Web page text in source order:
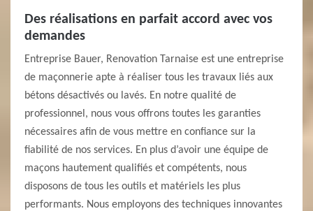
Des réalisations en parfait accord avec vos
demandes
Entreprise Bauer, Renovation Tarnaise est une entreprise
de maçonnerie apte à réaliser tous les travaux liés aux
bétons désactivés ou lavés. En notre qualité de
professionnel, nous vous offrons toutes les garanties
nécessaires afin de vous mettre en confiance sur la
fiabilité de nos services. En plus d’avoir une équipe de
maçons hautement qualifiés et compétents, nous
disposons de tous les outils et matériels les plus
performants. Nous employons des techniques innovantes